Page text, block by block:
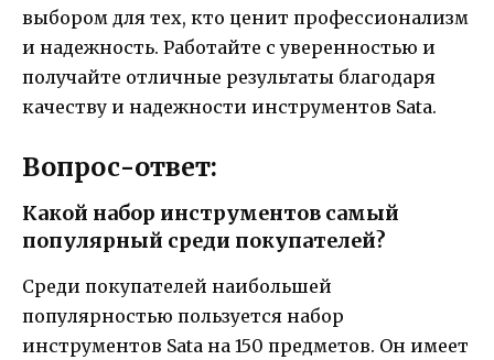
выбором для тех, кто ценит профессионализм
и надежность. Работайте с уверенностью и
получайте отличные результаты благодаря
качеству и надежности инструментов Sata.
Вопрос-ответ:
Какой набор инструментов самый
популярный среди покупателей?
Среди покупателей наибольшей
популярностью пользуется набор
инструментов Sata на 150 предметов. Он имеет